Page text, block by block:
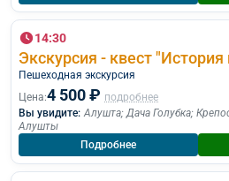
14:30
Экскурсия - квест
Пешеходная экскурcия
Цена:4 500 ₽ подробнее
Вы увидите: Алушта;Дача Голубка;
Алушты
Подробнее